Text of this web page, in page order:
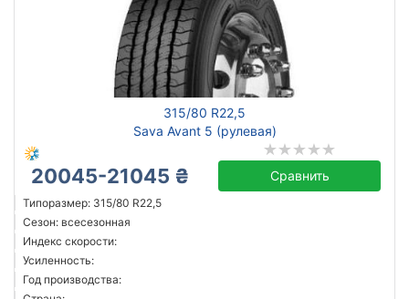
315/80 R22,5
Sava Avant 5 (рулевая)
20045-21045 ₴ Сравнить
Типоразмер: 315/80 R22,5
Сезон: всесезонная
Индекс скорости:
Усиленность:
Год производства: